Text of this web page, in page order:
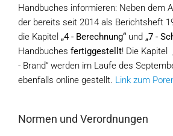
Handbuches informieren: Neben dem
der bereits seit 2014 als Berichtsheft
die Kapitel „4 - Berechnung“ und „7 -
Handbuches fertiggestellt! Die Kapitel
- Brand“ werden im Laufe des
ebenfalls online gestellt. Link zum
Normen und Verordnungen